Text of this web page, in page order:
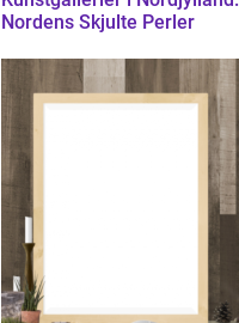
Nordens Skjulte Perler